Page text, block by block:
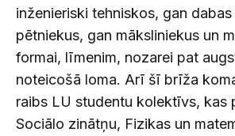
inženieriski tehniskos, gan
pētniekus, gan māksliniekus un
formai, līmenim, nozarei pat
noteicošā loma. Arī šī brīža
raibs LU studentu kolektīvs, kas
Sociālo zinātņu, Fizikas un